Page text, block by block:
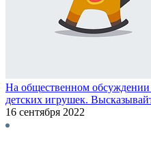
На общественном обсуждении
детских игрушек.
16 сентября 2022